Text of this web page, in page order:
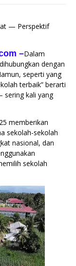
— Perspektif
–Dalam
dengan
seperti yang
terbaik” berarti
sering kali yang
memberikan
sekolah-sekolah
nasional, dan
sekolah